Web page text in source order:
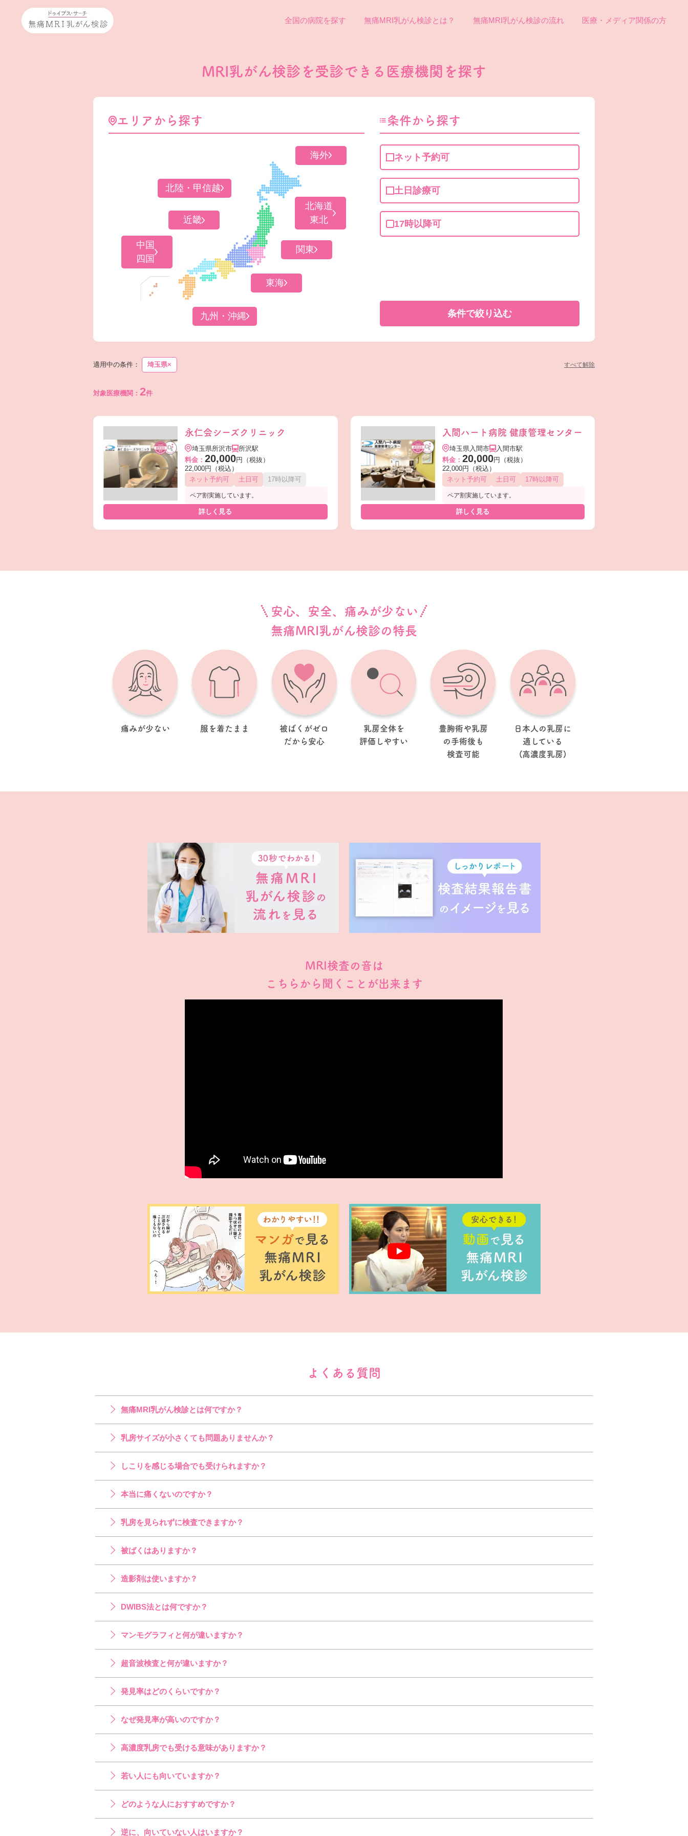
全国の病院を探す 無痛MRI乳がん検診とは？ 無痛MRI乳がん検診の流れ 医療・メディア関係の方
MRI乳がん検診を受診できる医療機関を探す
エリアから探す
北海道
東北
関東
北陸・甲信越
東海
近畿
中国
四国
九州・沖縄
海外
条件から探す
ネット予約可
土日診療可
17時以降可
条件で絞り込む
適用中の条件： 埼玉県× すべて解除
対象医療機関： 2件
永仁会シーズクリニック
埼玉県所沢市
所沢駅
料金： 20,000円（税抜）
22,000円（税込）
ネット予約可
土日可 17時以降可
ペア割実施しています。
詳しく見る
入間ハート病院 健康管理センター
埼玉県入間市
入間市駅
料金： 20,000円（税抜）
22,000円（税込）
ネット予約可
土日可 17時以降可
ペア割実施しています。
詳しく見る
安心、安全、痛みが少ない
無痛MRI乳がん検診の特長
痛みが少ない 服を着たまま
被ばくがゼロ
だから安心
乳房全体を
評価しやすい
豊胸術や乳房
の手術後も
検査可能
日本人の乳房に
適している
(高濃度乳房)
MRI検査の音は
こちらから聞くことが出来ます
よくある質問
無痛MRI乳がん検診とは何ですか？
乳房サイズが小さくても問題ありませんか？
しこりを感じる場合でも受けられますか？
本当に痛くないのですか？
乳房を見られずに検査できますか？
被ばくはありますか？
造影剤は使いますか？
DWIBS法とは何ですか？
マンモグラフィと何が違いますか？
超音波検査と何が違いますか？
発見率はどのくらいですか？
なぜ発見率が高いのですか？
高濃度乳房でも受ける意味がありますか？
若い人にも向いていますか？
どのような人におすすめですか？
逆に、向いていない人はいますか？